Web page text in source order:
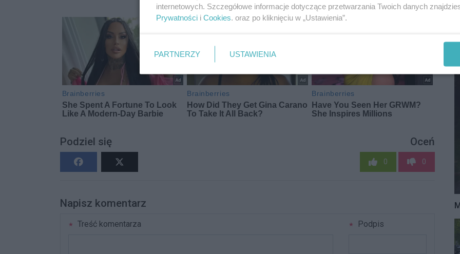
Podziel się Oceń
0 0
Napisz komentarz
Treść komentarza Podpis
internetowych. Szczegółowe informacje dotyczące przetwarzania Twoich danych
Prywatności i Cookies. oraz po kliknięciu w „Ustawienia”.
PARTNERZY USTAWIENIA